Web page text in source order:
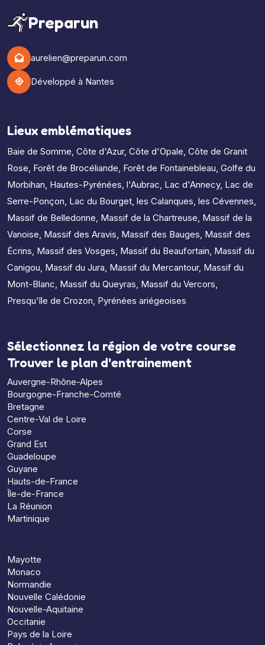
Preparun
aurelien@preparun.com
Développé à Nantes
Lieux emblématiques
Baie de Somme, Côte d'Azur, Côte d'Opale, Côte de Granit
Rose, Forêt de Brocéliande, Forêt de Fontainebleau, Golfe du
Morbihan, Hautes-Pyrénées, l'Aubrac, Lac d'Annecy, Lac de
Serre-Ponçon, Lac du Bourget, les Calanques, les Cévennes,
Massif de Belledonne, Massif de la Chartreuse, Massif de la
Vanoise, Massif des Aravis, Massif des Bauges, Massif des
Écrins, Massif des Vosges, Massif du Beaufortain, Massif du
Canigou, Massif du Jura, Massif du Mercantour, Massif du
Mont-Blanc, Massif du Queyras, Massif du Vercors,
Presqu'île de Crozon, Pyrénées ariégeoises
Sélectionnez la région de votre course
Trouver le plan d'entrainement
Auvergne-Rhône-Alpes
Bourgogne-Franche-Comté
Bretagne
Centre-Val de Loire
Corse
Grand Est
Guadeloupe
Guyane
Hauts-de-France
Île-de-France
La Réunion
Martinique
Mayotte
Monaco
Normandie
Nouvelle Calédonie
Nouvelle-Aquitaine
Occitanie
Pays de la Loire